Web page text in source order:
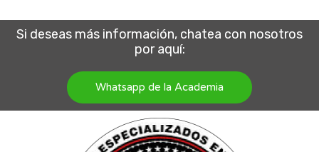
Si deseas más información, chatea con nosotros
por aquí:
Whatsapp de la Academia